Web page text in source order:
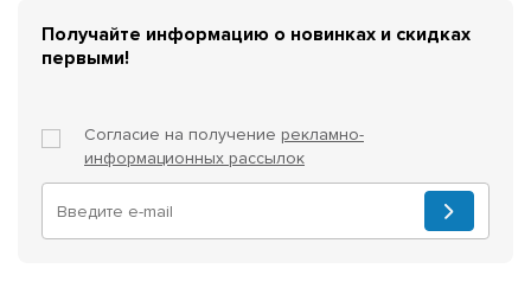
Получайте информацию о новинках и скидках
первыми!
Согласие на получение рекламно-
информационных рассылок